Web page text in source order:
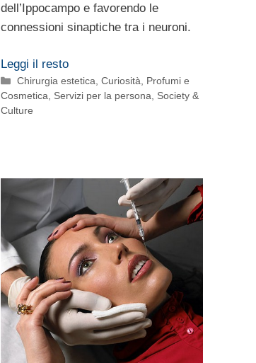
dell’Ippocampo e favorendo le
connessioni sinaptiche tra i neuroni.
Leggi il resto
Categorie
Chirurgia estetica,Curiosità, Profumi e
Cosmetica, Servizi per la persona, Society &
Culture